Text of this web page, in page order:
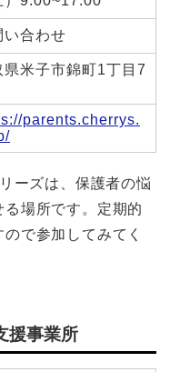
い合わせ
県米子市錦町1丁目7
parents.cherrys.
ーズは、保護者の悩
場所です。定期的
で参加してみてく
援事業所